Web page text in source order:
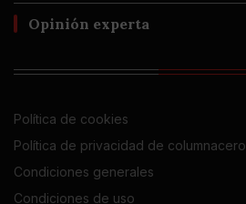
Opinión experta
Política de cookies
Política de privacidad de columnacero
Condiciones generales
Condiciones de uso